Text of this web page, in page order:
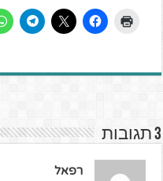
3 תגובות
רפאל